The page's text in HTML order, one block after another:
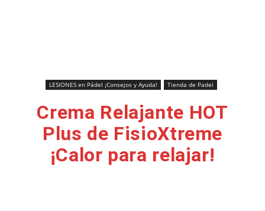
LESIONES en Pádel ¡Consejos y Ayuda! Tienda de Padel
Crema Relajante HOT
Plus de FisioXtreme
¡Calor para relajar!